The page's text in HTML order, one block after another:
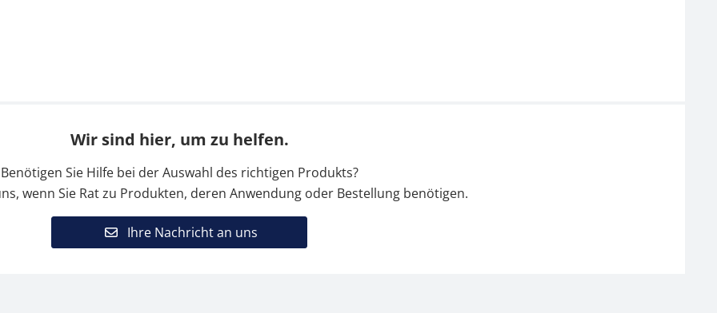
Wir sind hier, um zu helfen.
Benötigen Sie Hilfe bei der Auswahl des richtigen Produkts?
wenn Sie Rat zu Produkten, deren Anwendung oder Bestellung benötigen.
Ihre Nachricht an uns